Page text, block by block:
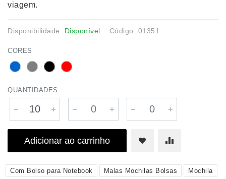
viagem.
Disponibilidade: Disponível Código: 01351
CORES
QUANTIDADES
Adicionar ao carrinho
Com Bolso para Notebook Malas Mochilas Bolsas
Mochila